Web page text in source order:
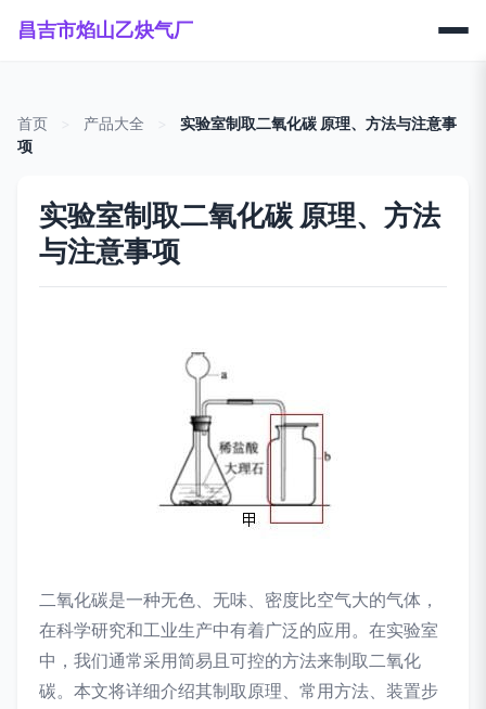
昌吉市焰山乙炔气厂
首页 产品大全
实验室制取二氧化碳 原理、方法与注意事
项
实验室制取二氧化碳 原理、方法
与注意事项
二氧化碳是一种无色、无味、密度比空气大的气体，
在科学研究和工业生产中有着广泛的应用。在实验室
中，我们通常采用简易且可控的方法来制取二氧化
碳。本文将详细介绍其制取原理、常用方法、装置步